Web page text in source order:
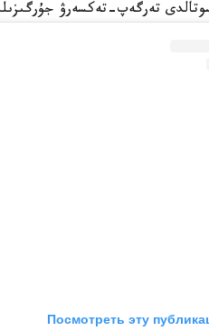
Посмотреть эту